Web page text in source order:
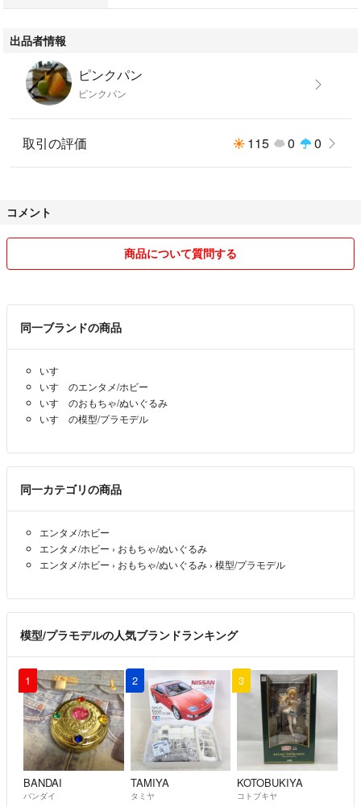
出品者情報
ピンクパン
ピンクパン
取引の評価 115 0 0
コメント
商品について質問する
同一ブランドの商品
いすゞ
いすゞのエンタメ/ホビー
いすゞのおもちゃ/ぬいぐるみ
いすゞの模型/プラモデル
同一カテゴリの商品
エンタメ/ホビー
エンタメ/ホビー › おもちゃ/ぬいぐるみ
エンタメ/ホビー › おもちゃ/ぬいぐるみ › 模型/プラモデル
模型/プラモデルの人気ブランドランキング
1
BANDAI
バンダイ
2
TAMIYA
タミヤ
3
KOTOBUKIYA
コトブキヤ